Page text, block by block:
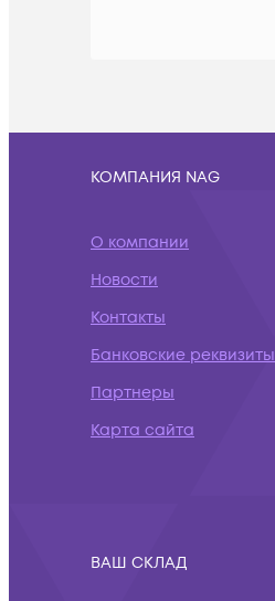
КОМПАНИЯ NAG
О компании
Новости
Контакты
Банковские реквизиты
Партнеры
Карта сайта
ВАШ СКЛАД